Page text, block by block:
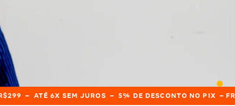
SEM JUROS – 5% DE DESCONTO NO PIX –FRETE GRÁTIS